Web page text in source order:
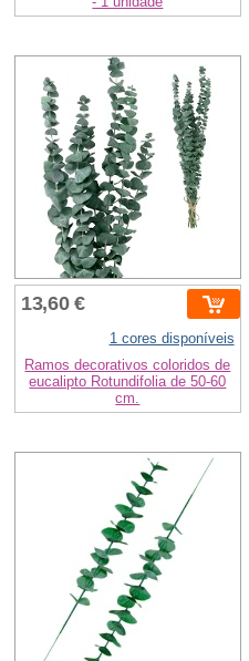
13,60 €
1 cores disponíveis
Ramos decorativos coloridos de
eucalipto Rotundifolia de 50-60
cm.